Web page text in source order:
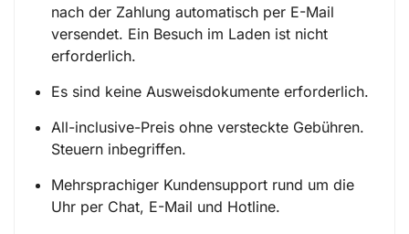
nach der Zahlung automatisch per E-Mail
versendet. Ein Besuch im Laden ist nicht
erforderlich.
Es sind keine Ausweisdokumente erforderlich.
All-inclusive-Preis ohne versteckte Gebühren.
Steuern inbegriffen.
Mehrsprachiger Kundensupport rund um die
Uhr per Chat, E-Mail und Hotline.